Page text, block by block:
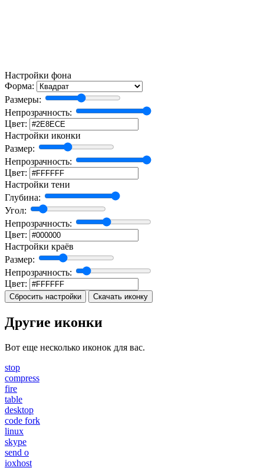
Настройки фона
Форма:
Размеры:
Непрозрачность:
Цвет:
Настройки иконки
Размер:
Непрозрачность:
Цвет:
Настройки тени
Глубина:
Угол:
Непрозрачность:
Цвет:
Настройки краёв
Размер:
Непрозрачность:
Цвет:
Сбросить настройки Скачать иконку
Другие иконки
Вот еще несколько иконок для вас.
stop
compress
fire
table
desktop
code fork
linux
skype
send o
ioxhost